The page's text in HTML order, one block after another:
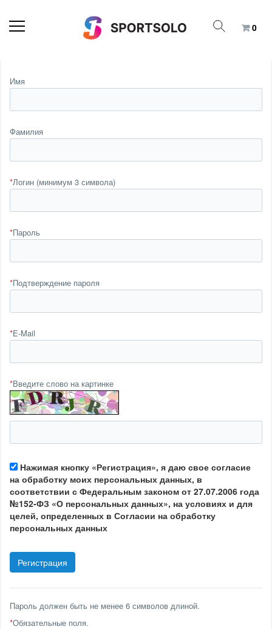
0
Имя
Фамилия
*Логин (минимум 3 символа)
*Пароль
*Подтверждение пароля
*E-Mail
*Введите слово на картинке
Нажимая кнопку «Регистрация», я даю свое согласие
на обработку моих персональных данных, в
соответствии с Федеральным законом от 27.07.2006 года
№152-ФЗ «О персональных данных», на условиях и для
целей, определенных в Согласии на обработку
персональных данных
Пароль должен быть не менее 6 символов длиной.
*Обязательные поля.